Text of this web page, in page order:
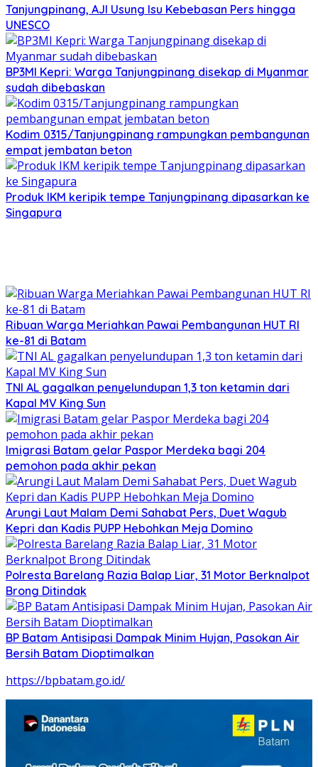
Tanjungpinang, AJI Usung Isu Kebebasan Pers hingga
UNESCO
BP3MI Kepri: Warga Tanjungpinang disekap di Myanmar
sudah dibebaskan
Kodim 0315/Tanjungpinang rampungkan pembangunan
empat jembatan beton
Produk IKM keripik tempe Tanjungpinang dipasarkan ke
Singapura
Ribuan Warga Meriahkan Pawai Pembangunan HUT RI
ke-81 di Batam
TNI AL gagalkan penyelundupan 1,3 ton ketamin dari
Kapal MV King Sun
Imigrasi Batam gelar Paspor Merdeka bagi 204
pemohon pada akhir pekan
Arungi Laut Malam Demi Sahabat Pers, Duet Wagub
Kepri dan Kadis PUPP Hebohkan Meja Domino
Polresta Barelang Razia Balap Liar, 31 Motor Berknalpot
Brong Ditindak
BP Batam Antisipasi Dampak Minim Hujan, Pasokan Air
Bersih Batam Dioptimalkan
https://bpbatam.go.id/